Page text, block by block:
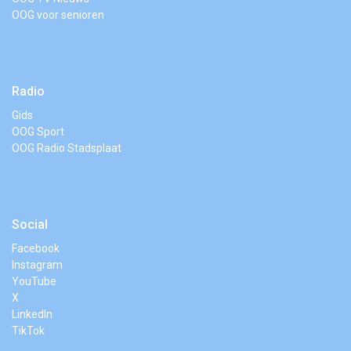
OOG voor senioren
Radio
Gids
OOG Sport
OOG Radio Stadsplaat
Social
Facebook
Instagram
YouTube
X
LinkedIn
TikTok